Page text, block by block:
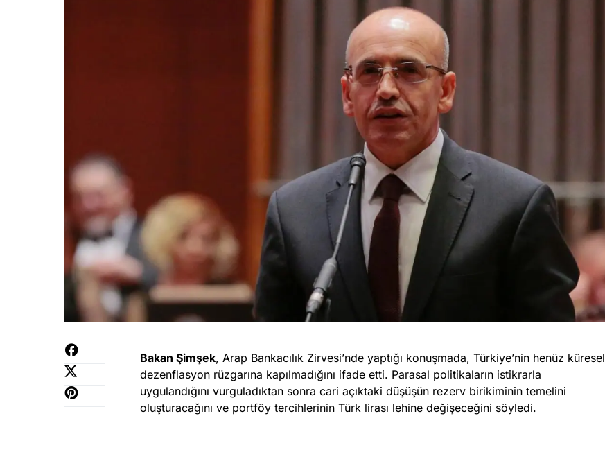
Bakan Şimşek, Arap Bankacılık Zirvesi’nde yaptığı konuşmada, Türkiye’nin henüz küresel
dezenflasyon rüzgarına kapılmadığını ifade etti. Parasal politikaların istikrarla
uygulandığını vurguladıktan sonra cari açıktaki düşüşün rezerv birikiminin temelini
oluşturacağını ve portföy tercihlerinin Türk lirası lehine değişeceğini söyledi.